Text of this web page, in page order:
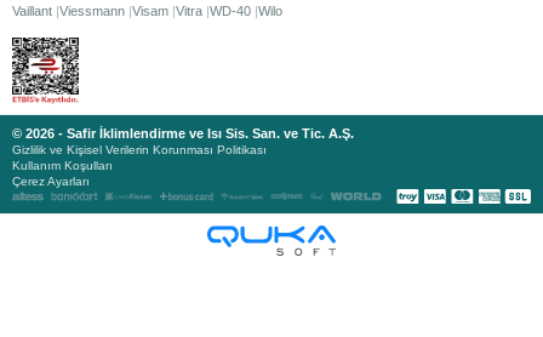
Vaillant Viessmann Visam Vitra WD-40 Wilo
© 2026 - Safir İklimlendirme ve Isı Sis. San. ve Tic. A.Ş.
Gizlilik ve Kişisel Verilerin Korunması Politikası
Kullanım Koşulları
Çerez Ayarları